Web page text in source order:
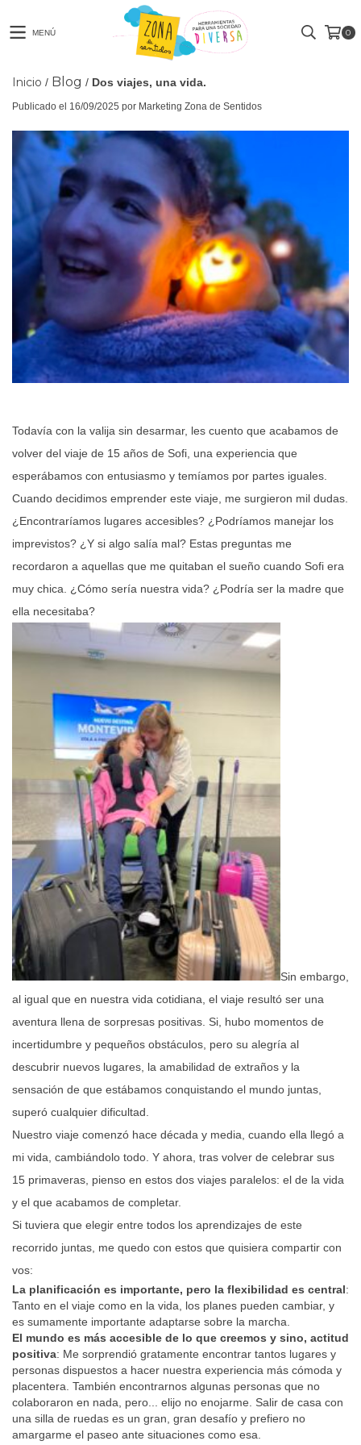
MENÚ 0
Inicio / Blog / Dos viajes, una vida.
Publicado el 16/09/2025 por Marketing Zona de Sentidos
Todavía con la valija sin desarmar, les cuento que acabamos de
volver del viaje de 15 años de Sofi, una experiencia que
esperábamos con entusiasmo y temíamos por partes iguales.
Cuando decidimos emprender este viaje, me surgieron mil dudas.
¿Encontraríamos lugares accesibles? ¿Podríamos manejar los
imprevistos? ¿Y si algo salía mal? Estas preguntas me
recordaron a aquellas que me quitaban el sueño cuando Sofi era
muy chica. ¿Cómo sería nuestra vida? ¿Podría ser la madre que
ella necesitaba?
Sin embargo,
al igual que en nuestra vida cotidiana, el viaje resultó ser una
aventura llena de sorpresas positivas. Si, hubo momentos de
incertidumbre y pequeños obstáculos, pero su alegría al
descubrir nuevos lugares, la amabilidad de extraños y la
sensación de que estábamos conquistando el mundo juntas,
superó cualquier dificultad.
Nuestro viaje comenzó hace década y media, cuando ella llegó a
mi vida, cambiándolo todo. Y ahora, tras volver de celebrar sus
15 primaveras, pienso en estos dos viajes paralelos: el de la vida
y el que acabamos de completar.
Si tuviera que elegir entre todos los aprendizajes de este
recorrido juntas, me quedo con estos que quisiera compartir con
vos:
La planificación es importante, pero la flexibilidad es central:
Tanto en el viaje como en la vida, los planes pueden cambiar, y
es sumamente importante adaptarse sobre la marcha.
El mundo es más accesible de lo que creemos y sino, actitud
positiva: Me sorprendió gratamente encontrar tantos lugares y
personas dispuestos a hacer nuestra experiencia más cómoda y
placentera. También encontrarnos algunas personas que no
colaboraron en nada, pero... elijo no enojarme. Salir de casa con
una silla de ruedas es un gran, gran desafío y prefiero no
amargarme el paseo ante situaciones como esa.